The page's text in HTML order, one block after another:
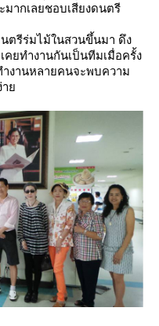
มากเลยชอบเสียงดนตรี
ตรีร่มไม้ในสวนขึ้นมา ดึง
คยทำงานกันเป็นทีมเมื่อครั้ง
งานหลายคนจะพบความ
า